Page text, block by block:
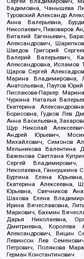
Вадимовна, Чанышева
Туровский Александр
Анна Валерьевна,
Николаевич, Пивоваров
Виталий Евгеньевич,
Александрович,
Шведов Григорий
Валерий Валерьевич,
Александровна, Исламов
Щаров Сергей
Марина Владимировна,
Анатольевна, Паутов
Пислакова-Паркер
Чуркина Наталья
Екатерина
Борисовна, Гудков Лев
Анна Васильевна,
Щур Николай
Андрей Юрьевич,
Михайлович, Симонов
Мельникова Валентина
Баженова Светлана
Сергей Владимирович,
Николаевна, Ганнушкина
Буртина Елена
Екатерина Алексеевна,
Юрьевна, Свечников
Шахова Елена
Ирина Вячеславовна,
Маркович, Бахмин
Дарья Николаевна,
Дмитриевна, Королева
Александрович, Вицин
Левинсон Лев
Петрович, Полякова
Герман Константинович